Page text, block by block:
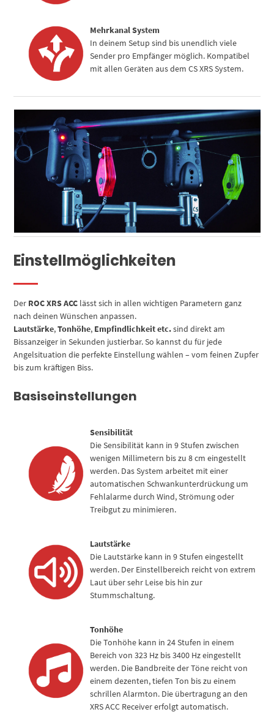
Mehrkanal System
In deinem Setup sind bis unendlich viele
Sender pro Empfänger möglich. Kompatibel
mit allen Geräten aus dem CS XRS System.
Einstellmöglichkeiten
Der ROC XRS ACC lässt sich in allen wichtigen Parametern ganz
nach deinen Wünschen anpassen.
Lautstärke,Tonhöhe, Empfindlichkeit etc.sind direkt am
Bissanzeiger in Sekunden justierbar. So kannst du für jede
Angelsituation die perfekte Einstellung wählen – vom feinen Zupfer
bis zum kräftigen Biss.
Basiseinstellungen
Sensibilität
Die Sensibilität kann in 9 Stufen zwischen
wenigen Millimetern bis zu 8 cm eingestellt
werden. Das System arbeitet mit einer
automatischen Schwankunterdrückung um
Fehlalarme durch Wind, Strömung oder
Treibgut zu minimieren.
Lautstärke
Die Lautstärke kann in 9 Stufen eingestellt
werden. Der Einstellbereich reicht von extrem
Laut über sehr Leise bis hin zur
Stummschaltung.
Tonhöhe
Die Tonhöhe kann in 24 Stufen in einem
Bereich von 323 Hz bis 3400 Hz eingestellt
werden. Die Bandbreite der Töne reicht von
einem dezenten, tiefen Ton bis zu einem
schrillen Alarmton. Die übertragung an den
XRS ACC Receiver erfolgt automatisch.